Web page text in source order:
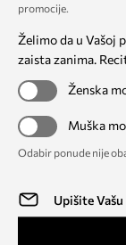
promocije.
Želimo da u Vašoj
zaista zanima.
Ženska
Muška
Odabir ponude nije